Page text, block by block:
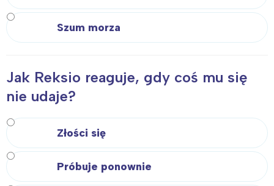
Szum morza
Jak Reksio reaguje, gdy coś mu się
nie udaje?
Złości się
Próbuje ponownie